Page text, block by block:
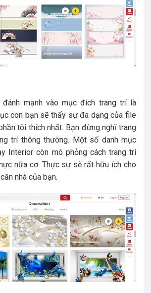
đánh mạnh vào mục đích trang trí là
con bạn sẽ thấy sự đa dạng của file
tôi thích nhất. Bạn đừng nghĩ trang
trí thông thường. Một số danh mục
Interior còn mô phỏng cách trang trí
nữa cơ. Thực sự sẽ rất hữu ích cho
nhà của bạn.